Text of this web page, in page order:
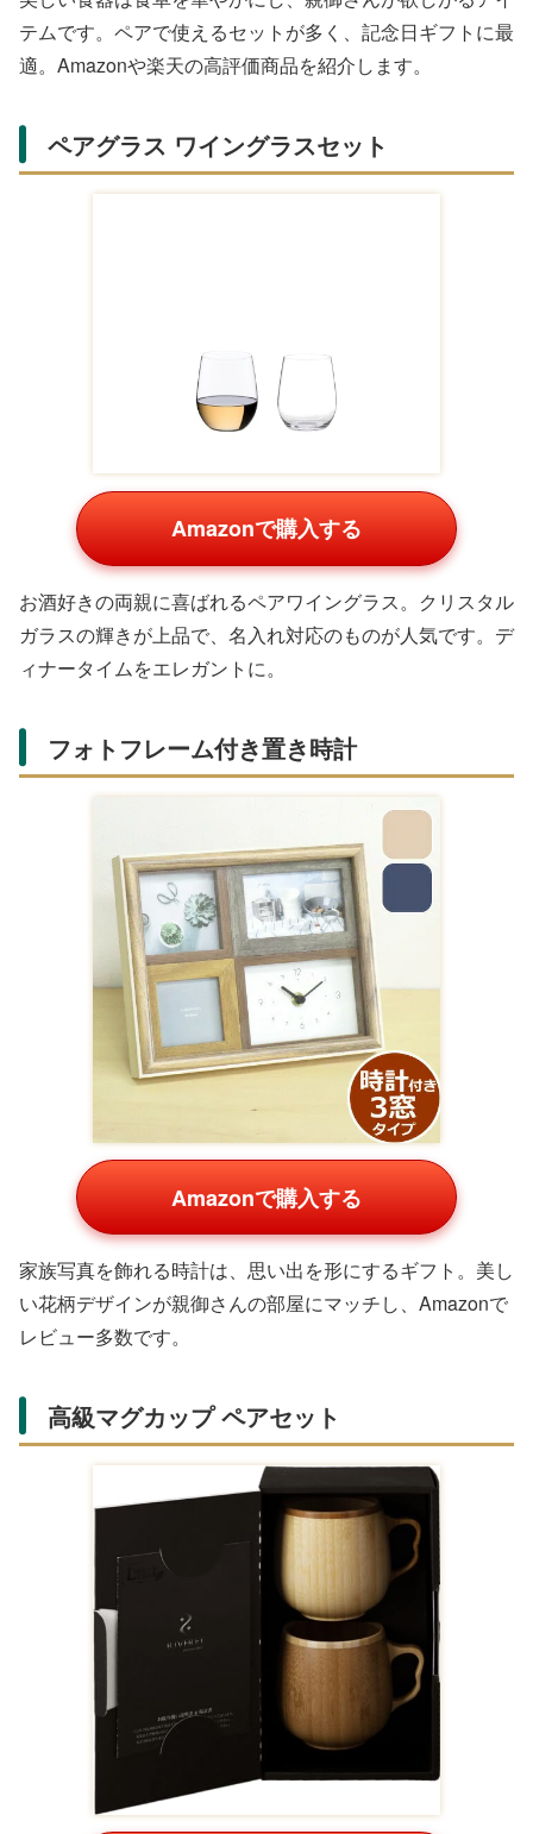
Amazonで購入する
おしゃれなデザインのコーヒーメーカーは、コーヒー好き
の親御さんにぴったり。簡単に本格的な味わいが楽しめ、
楽天で話題のアイテムです。朝のルーティンを豊かにしま
テーブルグリル コンパクトタイプ
Amazonで購入する
煙が出にくいテーブルグリルは、家族団らんの際に活躍。
軽くて洗いやすいものがAmazonで人気で、親御さんが欲
しがる手軽さが魅力です。
食器・テーブルウェアカテゴリ
美しい食器は食卓を華やかにし、親御さんが欲しがるアイ
テムです。ペアで使えるセットが多く、記念日ギフトに最
適。Amazonや楽天の高評価商品を紹介します。
Amazonで購入する
お酒好きの両親に喜ばれるペアワイングラス。クリスタル